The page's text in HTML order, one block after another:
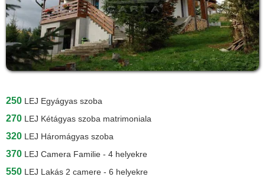
250 LEJ Egyágyas szoba
270 LEJ Kétágyas szoba matrimoniala
320 LEJ Háromágyas szoba
370 LEJ Camera Familie - 4 helyekre
550 LEJ Lakás 2 camere - 6 helyekre